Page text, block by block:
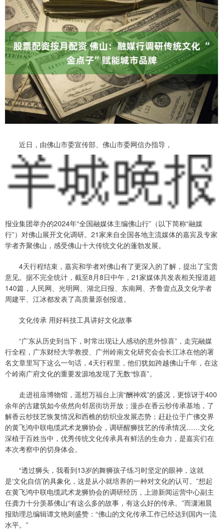
近日，由佛山市委宣传部、佛山市委网信办指导，
报业集团举办的2024年“全国融媒体主编佛山行”（以下简称“融媒
行”）对佛山展开文化调研。21家来自全国各地主流媒体的嘉宾及专家
学者齐聚佛山，感受佛山十大传统文化的蓬勃发展。
4天行程结束，嘉宾和学者对佛山有了更深入的了解，提出了宝贵
意见。据不完全统计，截至8月8日中午，21家媒体共发表相关报道超
140篇，人民网、光明网、湖北日报、东南网、齐鲁壹点及文化学者
周建平、江冰都发表了高质量原创报道。
文化传承 用好科技工具讲好文化故事
“广东从历史到当下，时常出现让人感动的意外惊喜”，走完融媒
行全程，广东财经大学教授、广州岭南文化研究会会长江冰在他的署
名文章里写下这么一句话，4天行程里，他们犹如跨越佛山千年，在这
个岭南广府文化的重要发源地发现了无数“惊喜”。
走进祖庙博物馆，遥想万福台上演“酬神戏”的盛况，更惊讶于400
余年的古建筑如今依然向邻居街坊开放；漫步在香云纱传承基地，了
解香云纱技艺恢复情况和西樵的纺织业发展态势；赶赴位于广佛交界
的黄飞鸿中联电缆武术龙狮协会，调研醒狮技艺的传承情况……文化
深植于百姓当中，优秀传统文化传承具有鲜活的生命力，是嘉宾们在
本次考察中的切身体会。
“透过狮头，我看到13岁的舞狮孩子练习时坚定的眼神，这就
是‘文化自信’的具象化，这是从小就培养的一种对文化的认可。”想起
在黄飞鸿中联电缆武术龙狮协会的调研经历，上游新闻运营中心副主
任龚力十分羡慕佛山“有这么多的故事，有这么好的传承。”而潇湘晨
报助理总编辑谭文艳则盛赞：“佛山的文化传承工作已经达到国内一流
水平。”